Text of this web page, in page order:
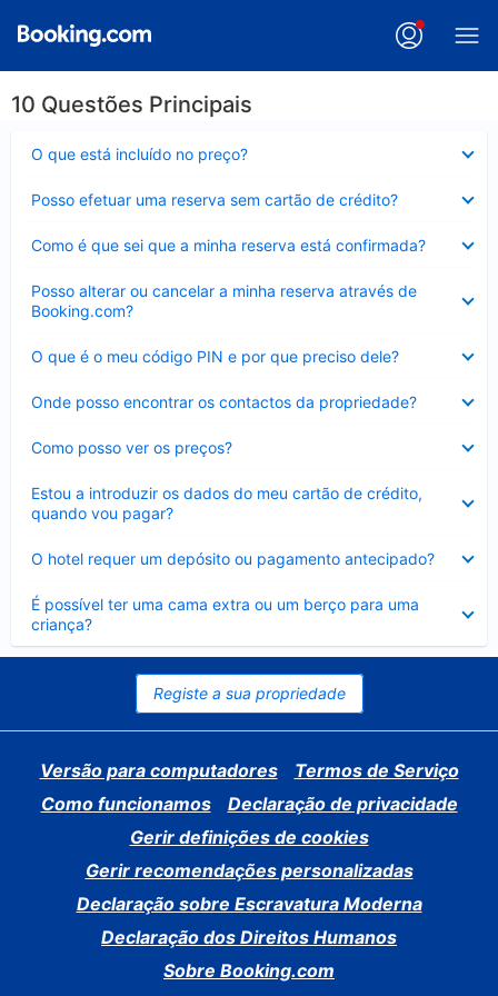
10 Questões Principais
O que está incluído no preço?
fechado
Posso efetuar uma reserva sem cartão de crédito?
fechado
Como é que sei que a minha reserva está confirmada?
fechado
Posso alterar ou cancelar a minha reserva através de
Booking.com?
fechado
O que é o meu código PIN e por que preciso dele?
fechado
Onde posso encontrar os contactos da propriedade?
fechado
Como posso ver os preços?
fechado
Estou a introduzir os dados do meu cartão de crédito,
quando vou pagar?
fechado
O hotel requer um depósito ou pagamento antecipado?
fechado
É possível ter uma cama extra ou um berço para uma
criança?
Elemento
fechado
Registe a sua propriedade
Versão para computadores
Termos de Serviço
Como funcionamos
Declaração de privacidade
Gerir definições de cookies
Gerir recomendações personalizadas
Declaração sobre Escravatura Moderna
Declaração dos Direitos Humanos
Sobre Booking.com